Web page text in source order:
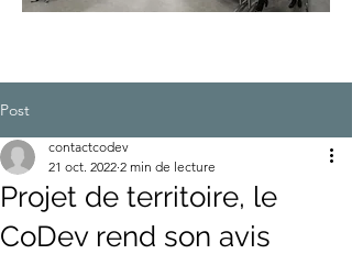
Post
Projet de territoire, le
CoDev rend son avis
contactcodev
21 oct. 2022 2 min de lecture